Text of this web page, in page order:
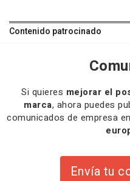
Contenido patrocinado
Si quieres mejorar el
marca, ahora puedes
comunicados de empresa
Envía tu